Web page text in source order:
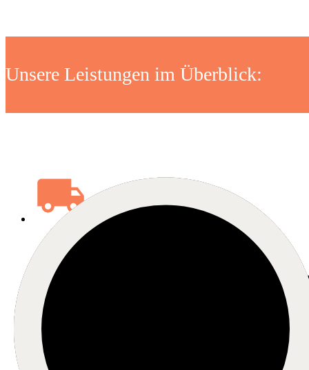
Unsere Leistungen im Überblick:
Noch schneller geht es nicht: Wir holen Ihre
sofort ab und bringen sie direkt zum Zielort! Schnell